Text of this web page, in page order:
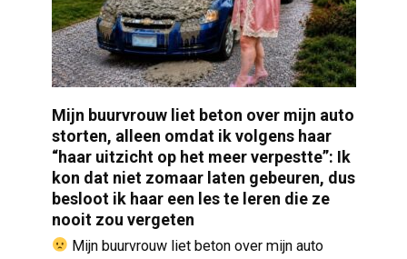
Mijn buurvrouw liet beton over mijn auto
storten, alleen omdat ik volgens haar
“haar uitzicht op het meer verpestte”: Ik
kon dat niet zomaar laten gebeuren, dus
besloot ik haar een les te leren die ze
nooit zou vergeten
Mijn buurvrouw liet beton over mijn auto